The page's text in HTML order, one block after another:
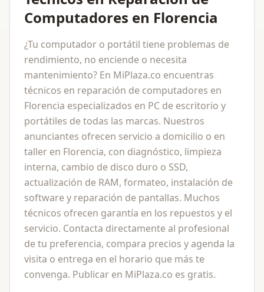
Computadores en Florencia
¿Tu computador o portátil tiene problemas de
rendimiento, no enciende o necesita
mantenimiento? En MiPlaza.co encuentras
técnicos en reparación de computadores en
Florencia especializados en PC de escritorio y
portátiles de todas las marcas. Nuestros
anunciantes ofrecen servicio a domicilio o en
taller en Florencia, con diagnóstico, limpieza
interna, cambio de disco duro o SSD,
actualización de RAM, formateo, instalación de
software y reparación de pantallas. Muchos
técnicos ofrecen garantía en los repuestos y el
servicio. Contacta directamente al profesional
de tu preferencia, compara precios y agenda la
visita o entrega en el horario que más te
convenga. Publicar en MiPlaza.co es gratis.